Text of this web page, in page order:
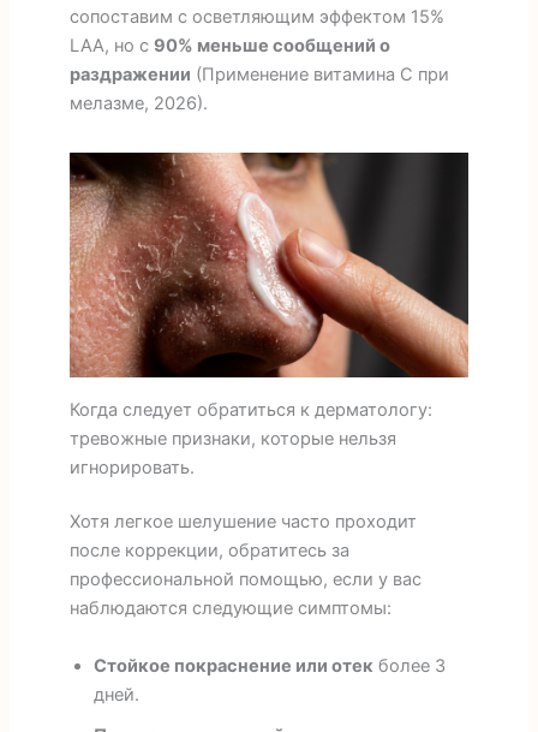
сопоставим с осветляющим эффектом 15%
LAA, но с 90% меньше сообщений о
раздражении (Применение витамина С при
мелазме, 2026).
Когда следует обратиться к дерматологу:
тревожные признаки, которые нельзя
игнорировать.
Хотя легкое шелушение часто проходит
после коррекции, обратитесь за
профессиональной помощью, если у вас
наблюдаются следующие симптомы:
Стойкое покраснение или отек более 3
дней.